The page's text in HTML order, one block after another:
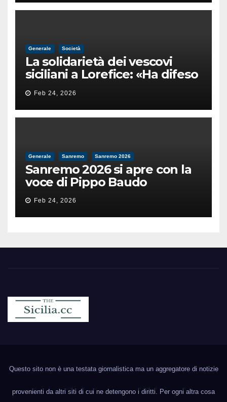
Generale Società
La solidarietà dei vescovi
siciliani a Lorefice: «Ha difeso
il valore e la dignità
dell’umanità»
Feb 24, 2026
Generale Sanremo Sanremo 2026
Sanremo 2026 si apre con la
voce di Pippo Baudo
Feb 24, 2026
Questo sito non è una testata giornalistica ma un aggregatore di notizie
provenienti da altri siti di cui ne detengono i diritti. Per ogni altra cosa